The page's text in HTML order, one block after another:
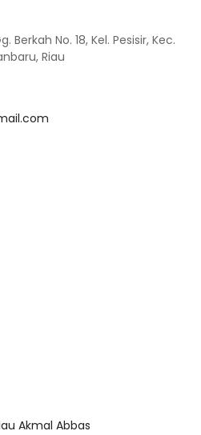
Berkah No. 18, Kel. Pesisir, Kec.
Riau
Akmal Abbas